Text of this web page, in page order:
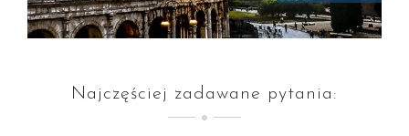
Najczęściej zadawane pytania: